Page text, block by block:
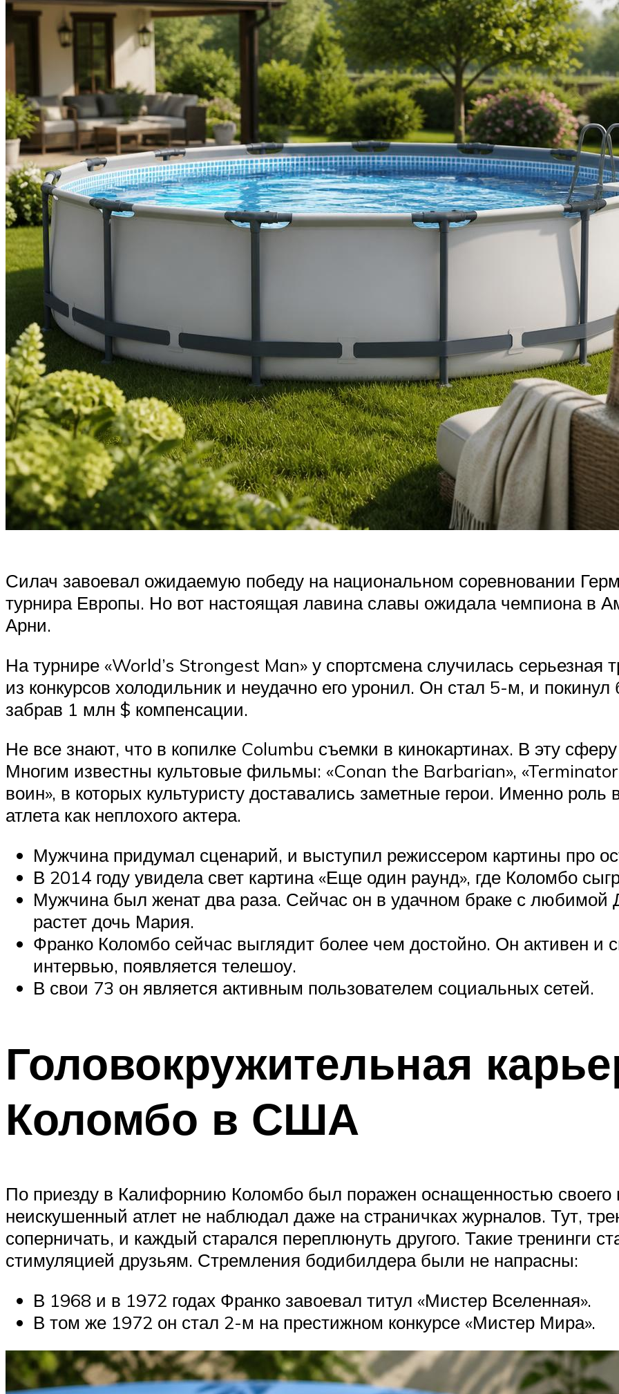
Силач завоевал ожидаемую победу на национальном соревновании
турнира Европы. Но вот настоящая лавина славы ожидала чемпиона в
Арни.
На турнире «World’s Strongest Man» у спортсмена случилась серьезная
из конкурсов холодильник и неудачно его уронил. Он стал 5-м, и
забрав 1 млн $ компенсации.
Не все знают, что в копилке Columbu съемки в кинокартинах. В эту
Многим известны культовые фильмы: «Conan the Barbarian»,
воин», в которых культуристу доставались заметные герои. Именно
атлета как неплохого актера.
Мужчина придумал сценарий, и выступил режиссером картины про
В 2014 году увидела свет картина «Еще один раунд», где Коломбо
Мужчина был женат два раза. Сейчас он в удачном браке с любимой
растет дочь Мария.
Франко Коломбо сейчас выглядит более чем достойно. Он активен и
интервью, появляется телешоу.
В свои 73 он является активным пользователем социальных сетей.
Головокружительная
Коломбо в США
По приезду в Калифорнию Коломбо был поражен оснащенностью своего
неискушенный атлет не наблюдал даже на страничках журналов. Тут,
соперничать, и каждый старался переплюнуть другого. Такие тренинги
стимуляцией друзьям. Стремления бодибилдера были не напрасны:
В 1968 и в 1972 годах Франко завоевал титул «Мистер Вселенная».
В том же 1972 он стал 2-м на престижном конкурсе «Мистер Мира».